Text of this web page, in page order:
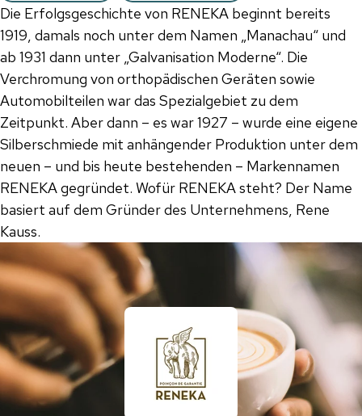
Die Erfolgsgeschichte von RENEKA beginnt bereits
1919, damals noch unter dem Namen „Manachau“ und
ab 1931 dann unter „Galvanisation Moderne“. Die
Verchromung von orthopädischen Geräten sowie
Automobilteilen war das Spezialgebiet zu dem
Zeitpunkt. Aber dann – es war 1927 – wurde eine eigene
Silberschmiede mit anhängender Produktion unter dem
neuen – und bis heute bestehenden – Markennamen
RENEKA gegründet. Wofür RENEKA steht? Der Name
basiert auf dem Gründer des Unternehmens, Rene
Kauss.